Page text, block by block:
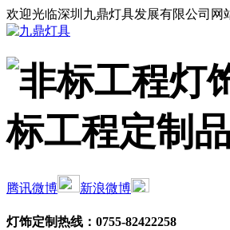
欢迎光临深圳九鼎灯具发展有限公司网
腾讯微博 新浪微博
灯饰定制热线： 0755-82422258